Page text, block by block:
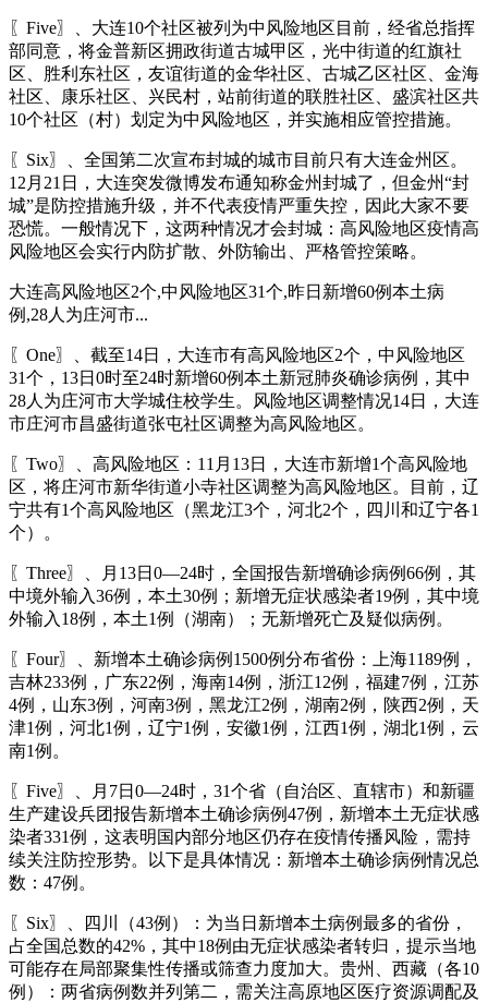
〖Five〗、大连10个社区被列为中风险地区目前，经省总指挥
部同意，将金普新区拥政街道古城甲区，光中街道的红旗社
区、胜利东社区，友谊街道的金华社区、古城乙区社区、金海
社区、康乐社区、兴民村，站前街道的联胜社区、盛滨社区共
10个社区（村）划定为中风险地区，并实施相应管控措施。
〖Six〗、全国第二次宣布封城的城市目前只有大连金州区。
12月21日，大连突发微博发布通知称金州封城了，但金州“封
城”是防控措施升级，并不代表疫情严重失控，因此大家不要
恐慌。一般情况下，这两种情况才会封城：高风险地区疫情高
风险地区会实行内防扩散、外防输出、严格管控策略。
大连高风险地区2个,中风险地区31个,昨日新增60例本土病
例,28人为庄河市...
〖One〗、截至14日，大连市有高风险地区2个，中风险地区
31个，13日0时至24时新增60例本土新冠肺炎确诊病例，其中
28人为庄河市大学城住校学生。风险地区调整情况14日，大连
市庄河市昌盛街道张屯社区调整为高风险地区。
〖Two〗、高风险地区：11月13日，大连市新增1个高风险地
区，将庄河市新华街道小寺社区调整为高风险地区。目前，辽
宁共有1个高风险地区（黑龙江3个，河北2个，四川和辽宁各1
个）。
〖Three〗、月13日0—24时，全国报告新增确诊病例66例，其
中境外输入36例，本土30例；新增无症状感染者19例，其中境
外输入18例，本土1例（湖南）；无新增死亡及疑似病例。
〖Four〗、新增本土确诊病例1500例分布省份：上海1189例，
吉林233例，广东22例，海南14例，浙江12例，福建7例，江苏
4例，山东3例，河南3例，黑龙江2例，湖南2例，陕西2例，天
津1例，河北1例，辽宁1例，安徽1例，江西1例，湖北1例，云
南1例。
〖Five〗、月7日0—24时，31个省（自治区、直辖市）和新疆
生产建设兵团报告新增本土确诊病例47例，新增本土无症状感
染者331例，这表明国内部分地区仍存在疫情传播风险，需持
续关注防控形势。以下是具体情况：新增本土确诊病例情况总
数：47例。
〖Six〗、四川（43例）：为当日新增本土病例最多的省份，
占全国总数的42%，其中18例由无症状感染者转归，提示当地
可能存在局部聚集性传播或筛查力度加大。贵州、西藏（各10
例）：两省病例数并列第二，需关注高原地区医疗资源调配及